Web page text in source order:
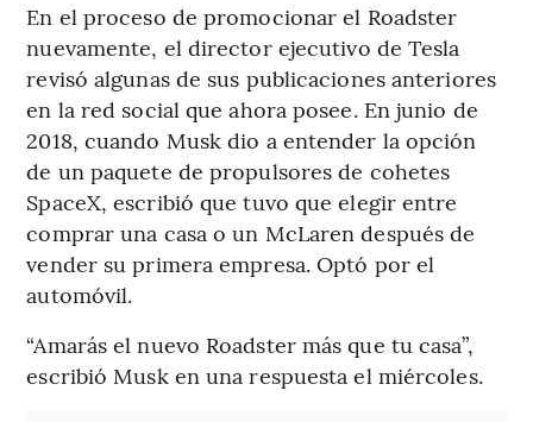
En el proceso de promocionar el Roadster
nuevamente, el director ejecutivo de Tesla
revisó algunas de sus publicaciones anteriores
en la red social que ahora posee. En junio de
2018, cuando Musk dio a entender la opción
de un paquete de propulsores de cohetes
SpaceX, escribió que tuvo que elegir entre
comprar una casa o un McLaren después de
vender su primera empresa. Optó por el
automóvil.
“Amarás el nuevo Roadster más que tu casa”,
escribió Musk en una respuesta el miércoles.